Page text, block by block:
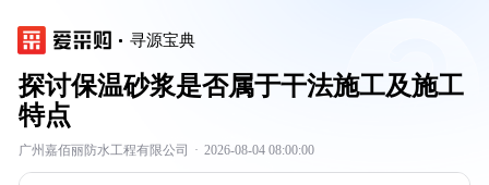
寻源宝典
探讨保温砂浆是否属于干法施工及施工
特点
广州嘉佰丽防水工程有限公司 · 2026-08-04 08:00:00